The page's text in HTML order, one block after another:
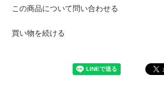
この商品について問い合わせる
買い物を続ける